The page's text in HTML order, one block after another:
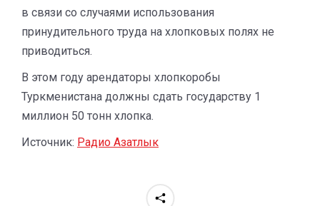
в связи со случаями использования
принудительного труда на хлопковых полях не
приводиться.
В этом году арендаторы хлопкоробы
Туркменистана должны сдать государству 1
миллион 50 тонн хлопка.
Источник: Радио Азатлык